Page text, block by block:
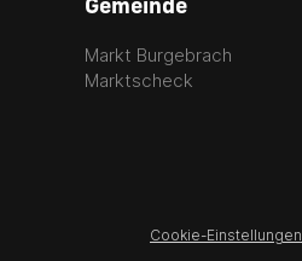
Gemeinde
Markt Burgebrach
Marktscheck
Cookie-Einstellungen